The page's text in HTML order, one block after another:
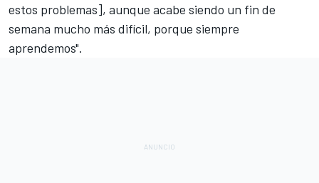
estos problemas], aunque acabe siendo un fin de
semana mucho más difícil, porque siempre
aprendemos".